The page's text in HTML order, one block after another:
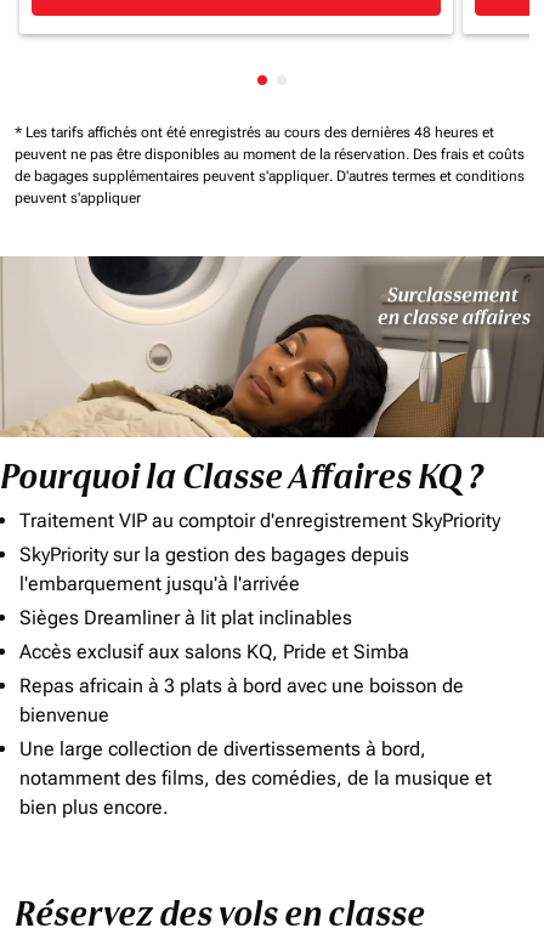
Affichage de cmp-pagination-
* Les tarifs affichés ont été enregistrés au cours des dernières 48 heures et
peuvent ne pas être disponibles au moment de la réservation. Des frais et coûts
de bagages supplémentaires peuvent s'appliquer. D'autres termes et conditions
peuvent s'appliquer
Pourquoi la Classe Affaires KQ ?
Traitement VIP au comptoir d'enregistrement SkyPriority
SkyPriority sur la gestion des bagages depuis
l'embarquement jusqu'à l'arrivée
Sièges Dreamliner à lit plat inclinables
Accès exclusif aux salons KQ, Pride et Simba
Repas africain à 3 plats à bord avec une boisson de
bienvenue
Une large collection de divertissements à bord,
notamment des films, des comédies, de la musique et
bien plus encore.
Réservez des vols en classe